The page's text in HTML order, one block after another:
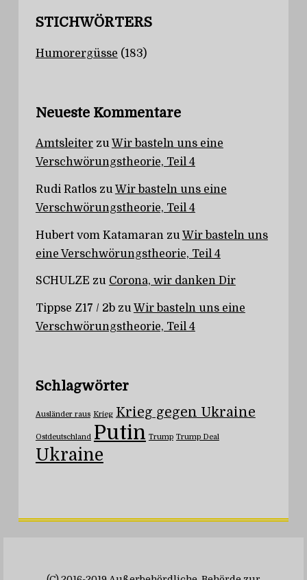
STICHWÖRTERS
Humorergüsse (183)
Neueste Kommentare
AmtsleiterzuWir basteln uns eine
Verschwörungstheorie, Teil 4
Rudi RatloszuWir basteln uns eine
Verschwörungstheorie, Teil 4
Hubert vom Katamaran zu Wir basteln uns
eine Verschwörungstheorie, Teil 4
SCHULZE zu Corona, wir danken Dir
Tippse Z17 / 2bzuWir basteln uns eine
Verschwörungstheorie, Teil 4
Schlagwörter
Ausländer raus Krieg Krieg gegen Ukraine
Ostdeutschland Putin Trump Trump Deal
Ukraine